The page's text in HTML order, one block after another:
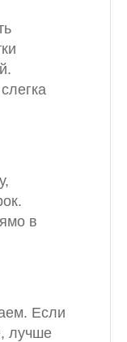
в
Если
лучше